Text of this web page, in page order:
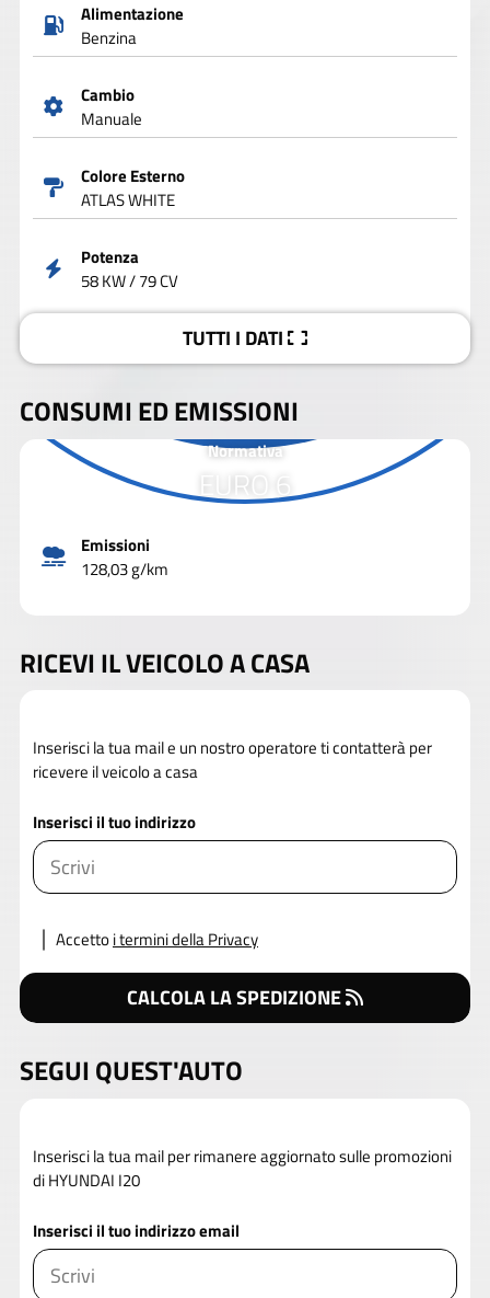
Alimentazione
Benzina
Cambio
Manuale
Colore Esterno
ATLAS WHITE
Potenza
58 KW / 79 CV
TUTTI I DATI
CONSUMI ED EMISSIONI
Normativa
EURO 6
Emissioni
128,03 g/km
RICEVI IL VEICOLO A CASA
Inserisci la tua mail e un nostro operatore ti contatterà per
ricevere il veicolo a casa
Inserisci il tuo indirizzo
Accettoi termini della Privacy
CALCOLA LA SPEDIZIONE
SEGUI QUEST'AUTO
Inserisci la tua mail per rimanere aggiornato sulle promozioni
di HYUNDAI I20
Inserisci il tuo indirizzo email